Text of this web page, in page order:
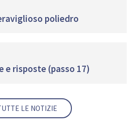
poliedro
e risposte (passo 17)
LE NOTIZIE